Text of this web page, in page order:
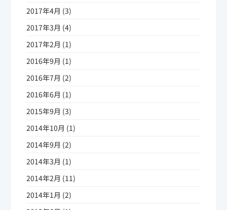
2017年4月 (3)
2017年3月 (4)
2017年2月 (1)
2016年9月 (1)
2016年7月 (2)
2016年6月 (1)
2015年9月 (3)
2014年10月 (1)
2014年9月 (2)
2014年3月 (1)
2014年2月 (11)
2014年1月 (2)